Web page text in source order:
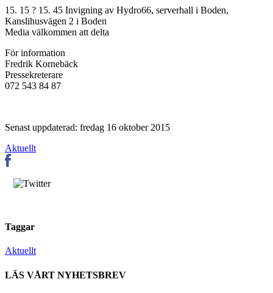
15. 15 ? 15. 45 Invigning av Hydro66, serverhall i Boden,
Kanslihusvägen 2 i Boden
Media välkommen att delta
För information
Fredrik Kornebäck
Pressekreterare
072 543 84 87
Senast uppdaterad: fredag 16 oktober 2015
Aktuellt
Taggar
Aktuellt
LÄS VÅRT NYHETSBREV